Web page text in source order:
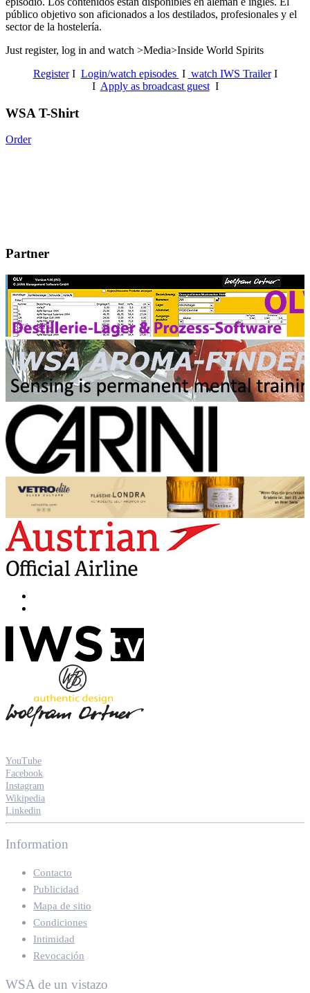
público objetivo son aficionados a los destilados, profesionales y el
sector de la hostelería.
Just register, log in and watch >Media>Inside World Spirits
RegisterI Login/watch episodes I watch IWS TrailerI
I Apply as broadcast guestI
WSA T-Shirt
Order
Partner
YouTube
Facebook
Instagram
Wikipedia
Linkedin
Information
Contacto
Publicidad
Mapa de sitio
Condiciones
Intimidad
Revocación
WSA de un vistazo